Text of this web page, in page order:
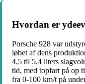
Hvordan er
Porsche 928 var
løbet af dens
4,5 til 5,4 liters
tid, med topfart på op
fra 0-100 km/t på